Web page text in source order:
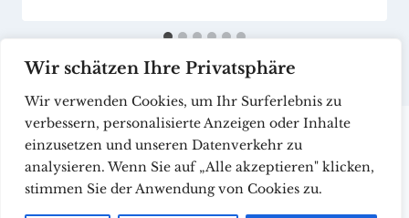
Wir schätzen Ihre Privatsphäre
Wir verwenden Cookies, um Ihr Surferlebnis zu
verbessern, personalisierte Anzeigen oder Inhalte
einzusetzen und unseren Datenverkehr zu
analysieren. Wenn Sie auf „Alle akzeptieren" klicken,
stimmen Sie der Anwendung von Cookies zu.
© 2026 CollectIQ - WordPress Theme von